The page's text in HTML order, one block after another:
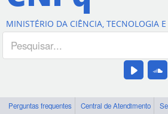
MINISTÉRIO DA CIÊNCIA, TECNOLOGIA
Perguntas frequentes Central de Atendimento